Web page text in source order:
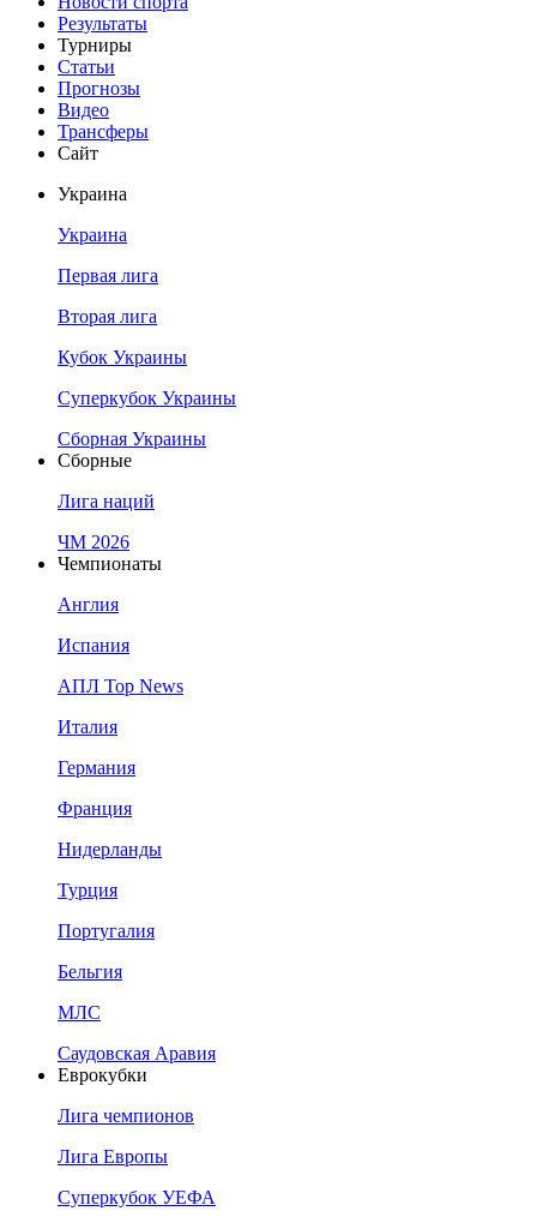
Результаты
Турниры
Статьи
Прогнозы
Видео
Трансферы
Сайт
Украина
Украина
Первая лига
Вторая лига
Кубок Украины
Суперкубок Украины
Сборная Украины
Сборные
Лига наций
ЧМ 2026
Чемпионаты
Англия
Испания
АПЛ Top News
Италия
Германия
Франция
Нидерланды
Турция
Португалия
Бельгия
МЛС
Саудовская Аравия
Еврокубки
Лига чемпионов
Лига Европы
Суперкубок УЕФА